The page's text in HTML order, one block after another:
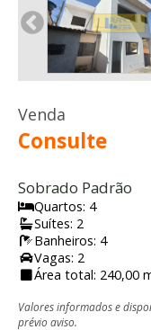
Venda
Consulte
Sobrado Padrão
Quartos: 4
Suítes: 2
Banheiros: 4
Vagas: 2
Área total: 240,00
Valores informados e
prévio aviso.